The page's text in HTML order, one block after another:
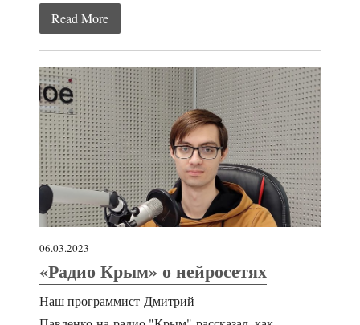
Read More
06.03.2023
«Радио Крым» о нейросетях
Наш программист Дмитрий